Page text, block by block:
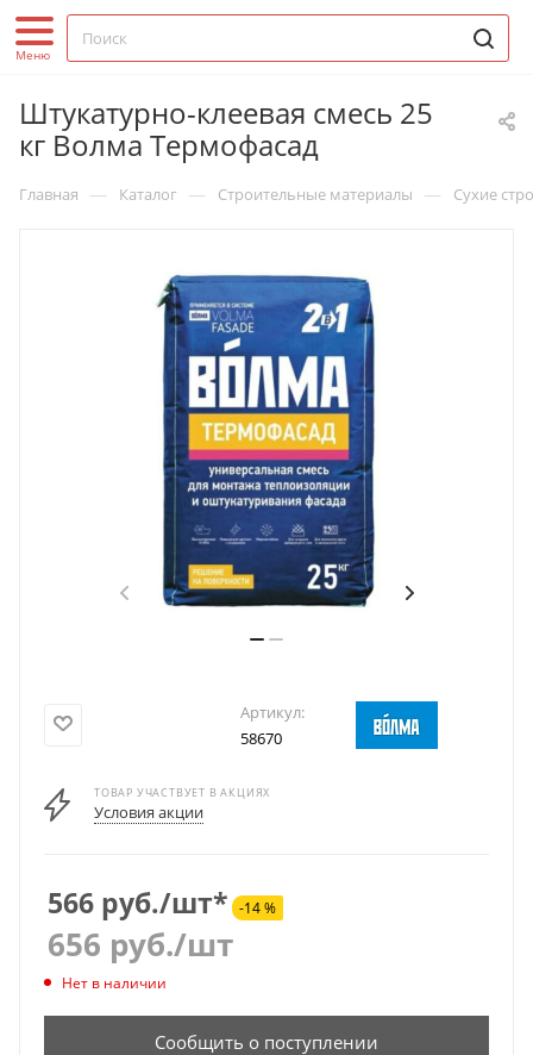
Штукатурно-клеевая смесь 25
кг Волма Термофасад
Главная — Каталог — Строительные материалы — Сухие
Артикул:
58670
ТОВАР УЧАСТВУЕТ В АКЦИЯХ
Условия акции
566 руб./шт* -14 %
656 руб./шт
Нет в наличии
Сообщить о поступлении